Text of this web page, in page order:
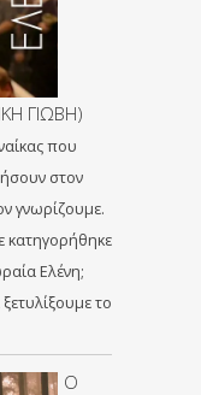
ΓΙΩΒΗ)
που
στον
γνωρίζουμε.
κατηγορήθηκε
Ελένη;
το
Ο